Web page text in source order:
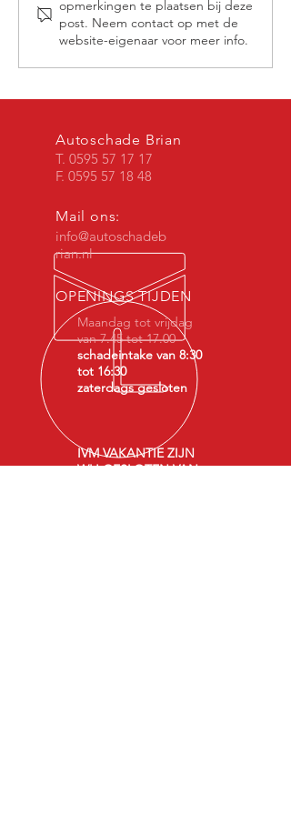
opmerkingen te plaatsen bij deze
post. Neem contact op met de
website-eigenaar voor meer info.
Autoschade Brian
T. 0595 57 17 17
F. 0595 57 18 48
Mail ons:
info@autoschadeb
rian.nl
OPENINGS TIJDEN
Maandag tot vrijdag
van 7.45 tot 17.00
schadeintake van 8:30
tot 16:30
zaterdags gesloten
IVM VAKANTIE ZIJN
WIJ GESLOTEN VAN